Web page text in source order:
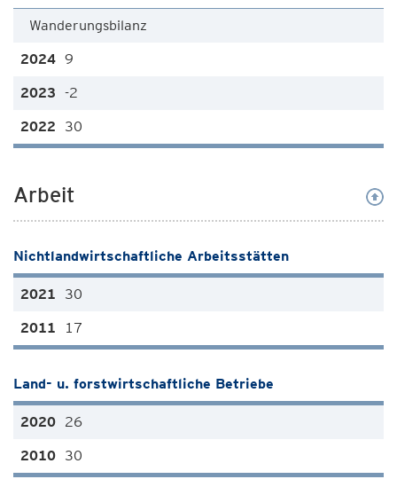
Wanderungsbilanz
9
-2
30
Arbeit
Nichtlandwirtschaftliche Arbeitsstätten
30
17
Land- u. forstwirtschaftliche Betriebe
26
30